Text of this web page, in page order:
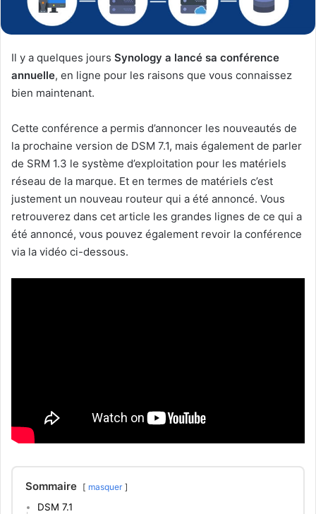
Il y a quelques jours Synology a lancé sa conférence
annuelle, en ligne pour les raisons que vous connaissez
bien maintenant.
Cette conférence a permis d’annoncer les nouveautés de
la prochaine version de DSM 7.1, mais également de parler
de SRM 1.3 le système d’exploitation pour les matériels
réseau de la marque. Et en termes de matériels c’est
justement un nouveau routeur qui a été annoncé. Vous
retrouverez dans cet article les grandes lignes de ce qui a
été annoncé, vous pouvez également revoir la conférence
via la vidéo ci-dessous.
Sommaire masquer
DSM 7.1